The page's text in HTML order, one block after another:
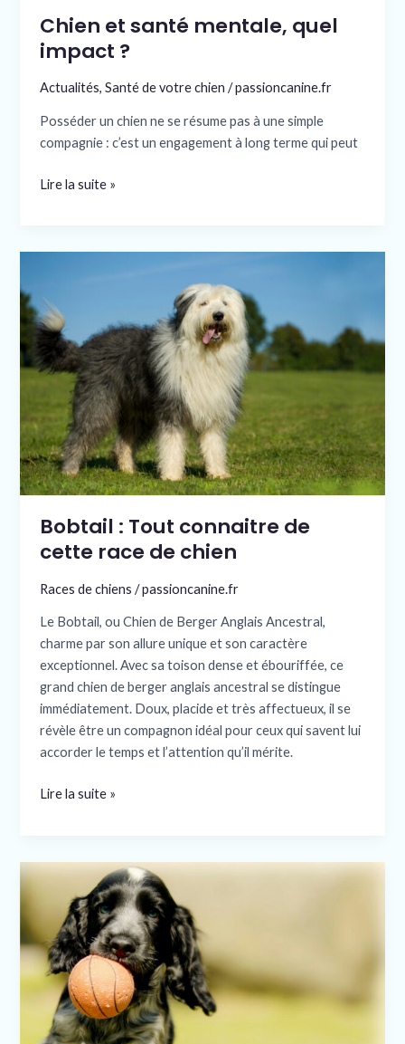
Chien et santé mentale, quel
impact ?
Actualités,Santé de votre chien /passioncanine.fr
Posséder un chien ne se résume pas à une simple
compagnie : c’est un engagement à long terme qui peut
Lire la suite »
Bobtail : Tout connaitre de
cette race de chien
Races de chiens /passioncanine.fr
Le Bobtail, ou Chien de Berger Anglais Ancestral,
charme par son allure unique et son caractère
exceptionnel. Avec sa toison dense et ébouriffée, ce
grand chien de berger anglais ancestral se distingue
immédiatement. Doux, placide et très affectueux, il se
révèle être un compagnon idéal pour ceux qui savent lui
accorder le temps et l’attention qu’il mérite.
Tout
connaitre
de
cette
de
chien
Lire la suite »
Cocker
Spaniel